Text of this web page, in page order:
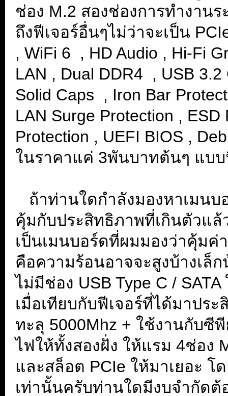
ช่อง M.2 สองช่องการทำงาน
ถึงฟีเจอร์อื่นๆไม่ว่าจะเป็น
, WiFi 6 , HD Audio , Hi-Fi
LAN , Dual DDR4 , USB
Solid Caps , Iron Bar
LAN Surge Protection ,
Protection , UEFI BIOS ,
ในราคาแค่ 3พันบาทต้นๆ แบ
ถ้าท่านใดกำลังมองหาเมน
คุ้มกับประสิทธิภาพที่เกินตัวแล้
เป็นเมนบอร์ดที่ผมมองว่าคุ้มค่
คือความร้อนอาจจะสูงบ้างเล็
ไม่มีช่อง USB Type C /
เมื่อเทียบกับฟีเจอร์ที่ได้มาปร
ทะลุ 5000Mhz + ใช้งานกับซี
ไฟให้ทั้งสองฝั่ง ให้แรม 4ช่อง
และสล็อต PCIe ให้มาเยอะ โ
เท่านั้นครับท่านใดมีงบจำกัดต้